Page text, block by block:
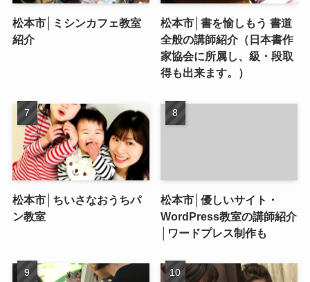
松本市│ミシンカフェ教室
紹介
松本市│書を愉しもう 書道
全般の講師紹介（日本書作
家協会に所属し、級・段取
得も出来ます。）
松本市│ちいさなおうちパ
ン教室
松本市│優しいサイト・
WordPress教室の講師紹介
│ワードプレス制作も